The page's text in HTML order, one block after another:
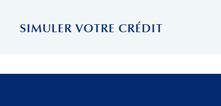
SIMULER VOTRE CRÉDIT